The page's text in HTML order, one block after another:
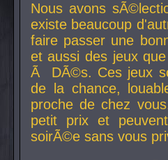
Nous avons
existe beaucoup
faire passer une
et aussi des jeux
Ã DÃ©s. Ces jeux
de la chance,
proche de chez
petit prix et
soirÃ©e sans vous